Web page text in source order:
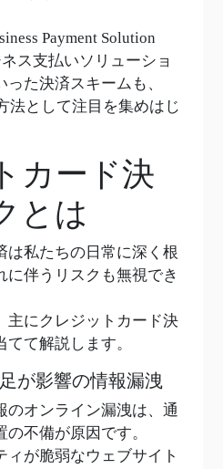
Payment Solution
ス支払いソリューショ
た決済スキームも、
法として注目を集めはじ
カード決
とは
は私たちの日常に深く根
に伴うリスクも無視でき
主にクレジットカード決
て解説します。
が影響の情報漏洩
のオンライン漏洩は、通
不備が原因です。
ィが脆弱なウェブサイト